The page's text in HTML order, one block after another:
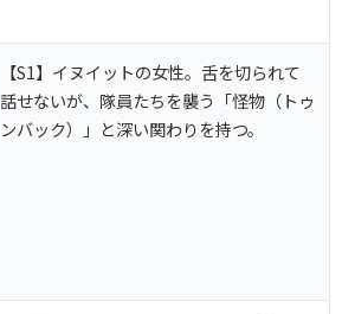
【S1】イヌイットの女性。舌を切られて
話せないが、隊員たちを襲う「怪物（トゥ
ンバック）」と深い関わりを持つ。